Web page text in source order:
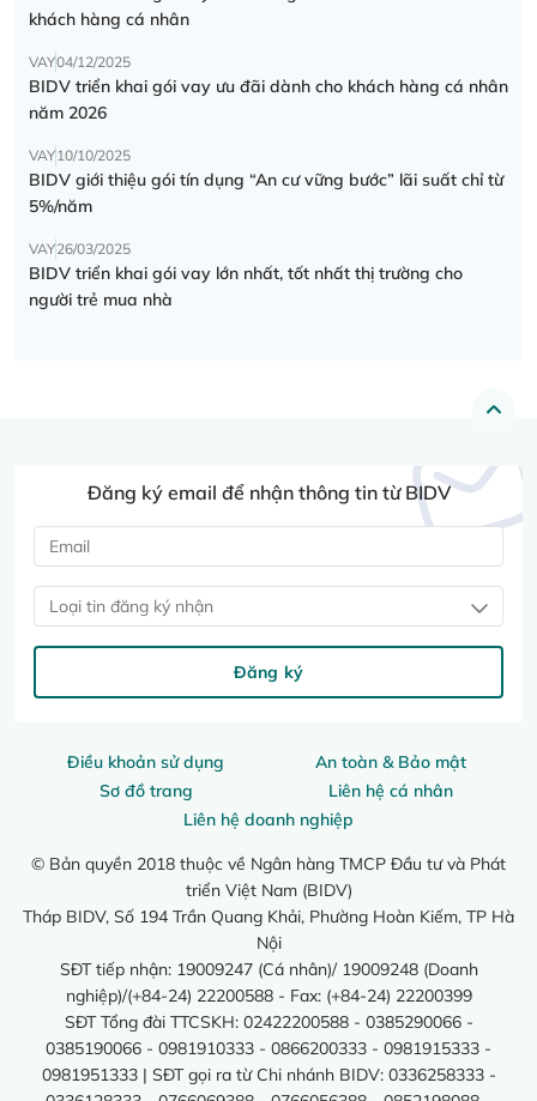
khách hàng cá nhân
VAY04/12/2025
BIDV triển khai gói vay ưu đãi dành cho khách hàng cá nhân
năm 2026
VAY10/10/2025
BIDV giới thiệu gói tín dụng “An cư vững bước” lãi suất chỉ từ
5%/năm
VAY26/03/2025
BIDV triển khai gói vay lớn nhất, tốt nhất thị trường cho
người trẻ mua nhà
Điều khoản sử dụng
An toàn & Bảo mật
Sơ đồ trang
Liên hệ cá nhân
Liên hệ doanh nghiệp
© Bản quyền 2018 thuộc về Ngân hàng TMCP Đầu tư và Phát
triển Việt Nam (BIDV)
Tháp BIDV, Số 194 Trần Quang Khải, Phường Hoàn Kiếm, TP Hà
Nội
SĐT tiếp nhận: 19009247 (Cá nhân)/ 19009248 (Doanh
nghiệp)/(+84-24) 22200588 - Fax: (+84-24) 22200399
SĐT Tổng đài TTCSKH: 02422200588 - 0385290066 -
0385190066 - 0981910333 - 0866200333 - 0981915333 -
0981951333 | SĐT gọi ra từ Chi nhánh BIDV: 0336258333 -
Đăng ký email để nhận thông tin từ BIDV
Loại tin đăng ký nhận
Đăng ký